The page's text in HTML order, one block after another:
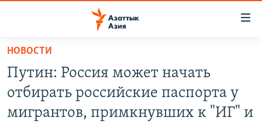
Вернуться
основному
содержанию
Вернутся
КАЗАХСТАН
НОВОСТИ
ВОЙНА В УКРАИНЕ
НОВОСТИ
Путин: Россия может начать
отбирать российские паспорта у
мигрантов, примкнувших к "ИГ" и